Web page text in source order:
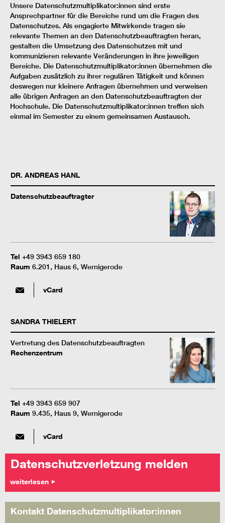
Unsere Datenschutzmultiplikator:innen sind erste
Ansprechpartner für die Bereiche rund um die Fragen des
Datenschutzes. Als engagierte Mitwirkende tragen sie
relevante Themen an den Datenschutzbeauftragten heran,
gestalten die Umsetzung des Datenschutzes mit und
kommunizieren relevante Veränderungen in ihre jeweiligen
Bereiche. Die Datenschutzmultiplikator:innen übernehmen die
Aufgaben zusätzlich zu ihrer regulären Tätigkeit und können
deswegen nur kleinere Anfragen übernehmen und verweisen
alle übrigen Anfragen an den Datenschutzbeauftragten der
Hochschule. Die Datenschutzmultiplikator:innen treffen sich
einmal im Semester zu einem gemeinsamen Austausch.
DR. ANDREAS HANL
Datenschutzbeauftragter
Tel +49 3943 659 180
Raum 6.201, Haus 6, Wernigerode
vCard
SANDRA THIELERT
Vertretung des Datenschutzbeauftragten
Rechenzentrum
Tel +49 3943 659 907
Raum 9.435, Haus 9, Wernigerode
vCard
Datenschutzverletzung melden
weiterlesen
Kontakt Datenschutzmultiplikator:innen